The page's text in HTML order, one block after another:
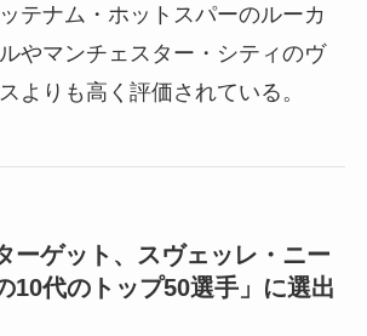
テナム・ホットスパーのルーカ
やマンチェスター・シティのヴ
よりも高く評価されている。
ーゲット、スヴェッレ・ニー
10代のトップ50選手」に選出